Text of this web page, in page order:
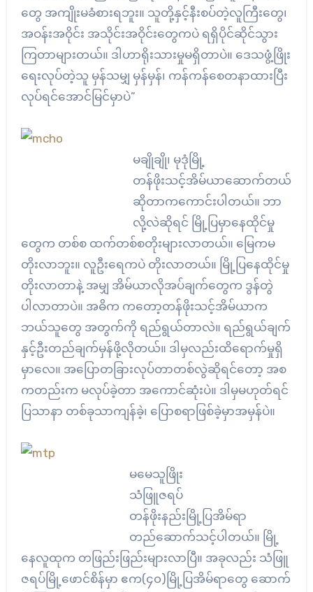
တွေ အကျိုးမခံစားရဘူး။ သူတို့နှင့်နီးစပ်တဲ့လူကြီးတွေ၊
အဝန်းအဝိုင်း အသိုင်းအဝိုင်းတွေကပဲ ရရှိပိုင်ဆိုင်သွား
ကြတာများတယ်။ ဒါဟာရိုးသားမှုမရှိတာပဲ။ ဒေသဖွံ့ဖြိုး
ရေးလုပ်တဲ့သူ မှန်သမျှ မှန်မှန်၊ ကန်ကန်စေတနာထားပြီး
လုပ်ရင်အောင်မြင်မှာပဲ”
မချိုချို၊ မုဒုံမြို့
တန်ဖိုးသင့်အိမ်ယာဆောက်တယ်
ဆိုတာကကောင်းပါတယ်။ ဘာ
လို့လဲဆိုရင် မြို့ပြမှာနေထိုင်မှု
တွေက တစ်စ ထက်တစ်စတိုးများလာတယ်။ မြေကမ
တိုးလာဘူး။ လူဦးရေကပဲ တိုးလာတယ်။ မြို့ပြနေထိုင်မှု
တိုးလာတာနဲ့ အမျှ အိမ်ယာလိုအပ်ချက်တွေက ဒွန်တွဲ
ပါလာတာပဲ။ အဓိက ကတော့တန်ဖိုးသင့်အိမ်ယာက
ဘယ်သူတွေ အတွက်ကို ရည်ရွယ်တာလဲ။ ရည်ရွယ်ချက်
နှင့်ဦးတည်ချက်မှန်ဖို့လိုတယ်။ ဒါမှလည်းထိရောက်မှုရှိ
မှာလေ။ အပြောတခြားလုပ်တာတစ်လွဲဆိုရင်တော့ အစ
ကတည်းက မလုပ်ခဲ့တာ အကောင်ဆုံးပဲ။ ဒါမှမဟုတ်ရင်
ပြသာနာ တစ်ခုသာကျန်ခဲ့၊ ပြောစရာဖြစ်ခဲ့မှာအမှန်ပဲ။
မမေသူဖြိုး
သံဖြူဇရပ်
တန်ဖိုးနည်းမြို့ပြအိမ်ရာ
တည်ဆောက်သင့်ပါတယ်။ မြို့
နေလူထုက တဖြည်းဖြည်းများလာပြီ။ အခုလည်း သံဖြူ
ဇရပ်မြို့ဖောင်စိန်မှာ ဧက(၄၀)မြို့ပြအိမ်ရာတွေ ဆောက်